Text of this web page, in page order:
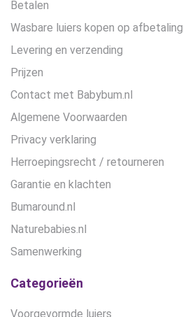
Betalen
Wasbare luiers kopen op afbetaling
Levering en verzending
Prijzen
Contact met Babybum.nl
Algemene Voorwaarden
Privacy verklaring
Herroepingsrecht / retourneren
Garantie en klachten
Bumaround.nl
Naturebabies.nl
Samenwerking
Categorieën
Voorgevormde luiers